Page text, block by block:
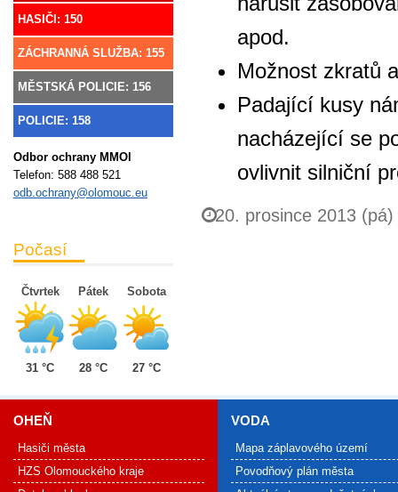
HASIČI: 150
ZÁCHRANNÁ SLUŽBA: 155
MĚSTSKÁ POLICIE: 156
POLICIE: 158
Odbor ochrany MMOl
Telefon: 588 488 521
odb.ochrany@olomouc.eu
Počasí
Čtvrtek
31 °C
Pátek
28 °C
Sobota
27 °C
apod.
Možnost zkratů
Padající kusy
nacházející se
ovlivnit silniční
20. prosince 2013 (pá)
OHEŇ
Hasiči města
HZS Olomouckého kraje
VODA
Mapa záplavového území
Povodňový plán města